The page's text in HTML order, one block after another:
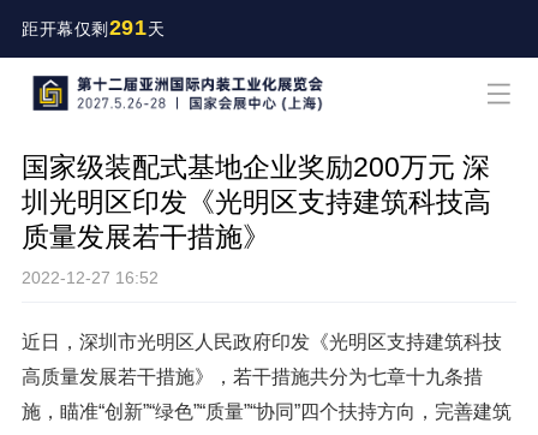
距开幕仅剩 291天
国家级装配式基地企业奖励200万元 深
圳光明区印发《光明区支持建筑科技高
质量发展若干措施》
2022-12-27 16:52
近日，深圳市光明区人民政府印发《光明区支持建筑科技
高质量发展若干措施》，若干措施共分为七章十九条措
施，瞄准“创新”“绿色”“质量”“协同”四个扶持方向，完善建筑